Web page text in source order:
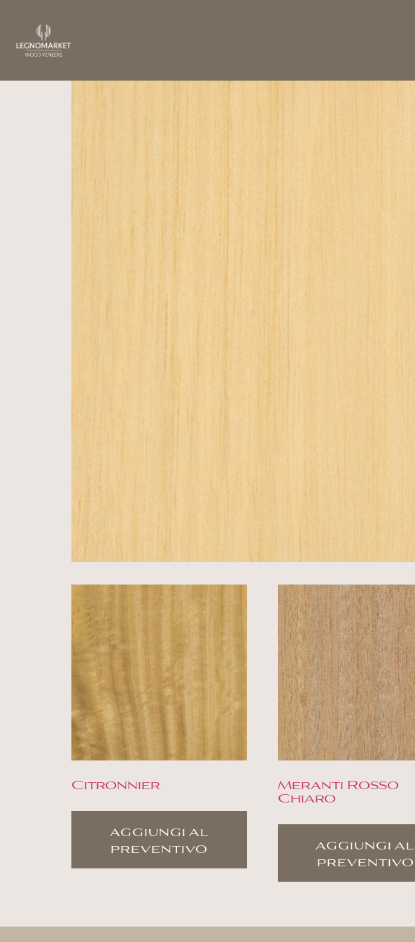
Citronnier
aggiungi al
preventivo
Meranti Rosso
Chiaro
aggiungi al
preventivo